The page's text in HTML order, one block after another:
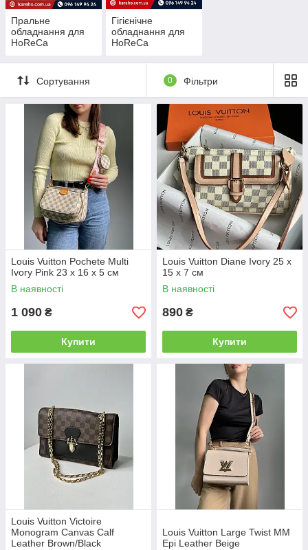
Пральне
обладнання для
HoReCa
Гігієнічне
обладнання для
HoReCa
Сортування 0 Фільтри
Louis Vuitton Pochete Multi
Ivory Pink 23 х 16 х 5 см
В наявності
1 090 ₴
Купити
Louis Vuitton Diane Ivory 25 x
15 x 7 см
В наявності
890 ₴
Купити
Louis Vuitton Victoire
Monogram Canvas Calf
Leather Brown/Black
Louis Vuitton Large Twist MM
Epi Leather Beige